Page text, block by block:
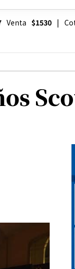
Venta $1530|